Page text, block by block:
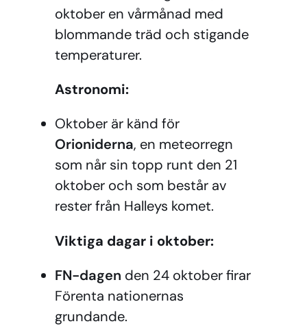
oktober en vårmånad med
blommande träd och stigande
temperaturer.
Astronomi:
Oktober är känd för
Orioniderna, en meteorregn
som når sin topp runt den 21
oktober och som består av
rester från Halleys komet.
Viktiga dagar i oktober:
FN-dagen den 24 oktober firar
Förenta nationernas
grundande.